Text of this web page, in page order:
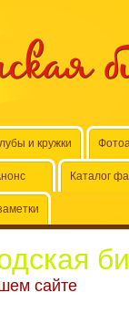
и кружки
Каталог
ем сайте